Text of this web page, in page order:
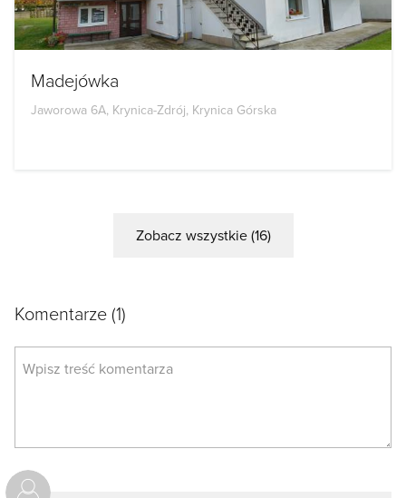
Madejówka
Jaworowa 6A, Krynica-Zdrój, Krynica Górska
Zobacz wszystkie (16)
Komentarze (1)